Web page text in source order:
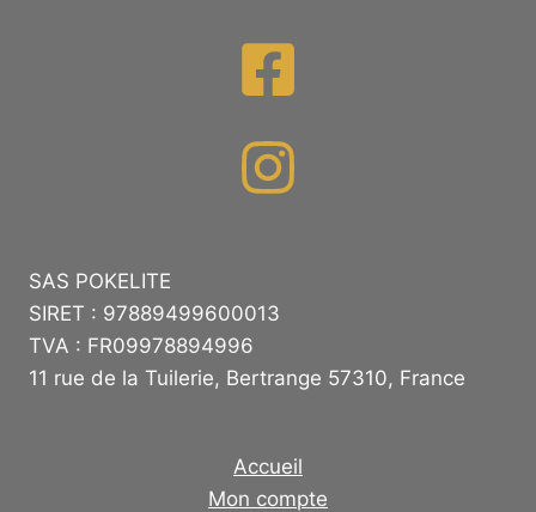
SAS POKELITE
SIRET : 97889499600013
TVA : FR09978894996
11 rue de la Tuilerie, Bertrange 57310, France
Accueil
Mon compte